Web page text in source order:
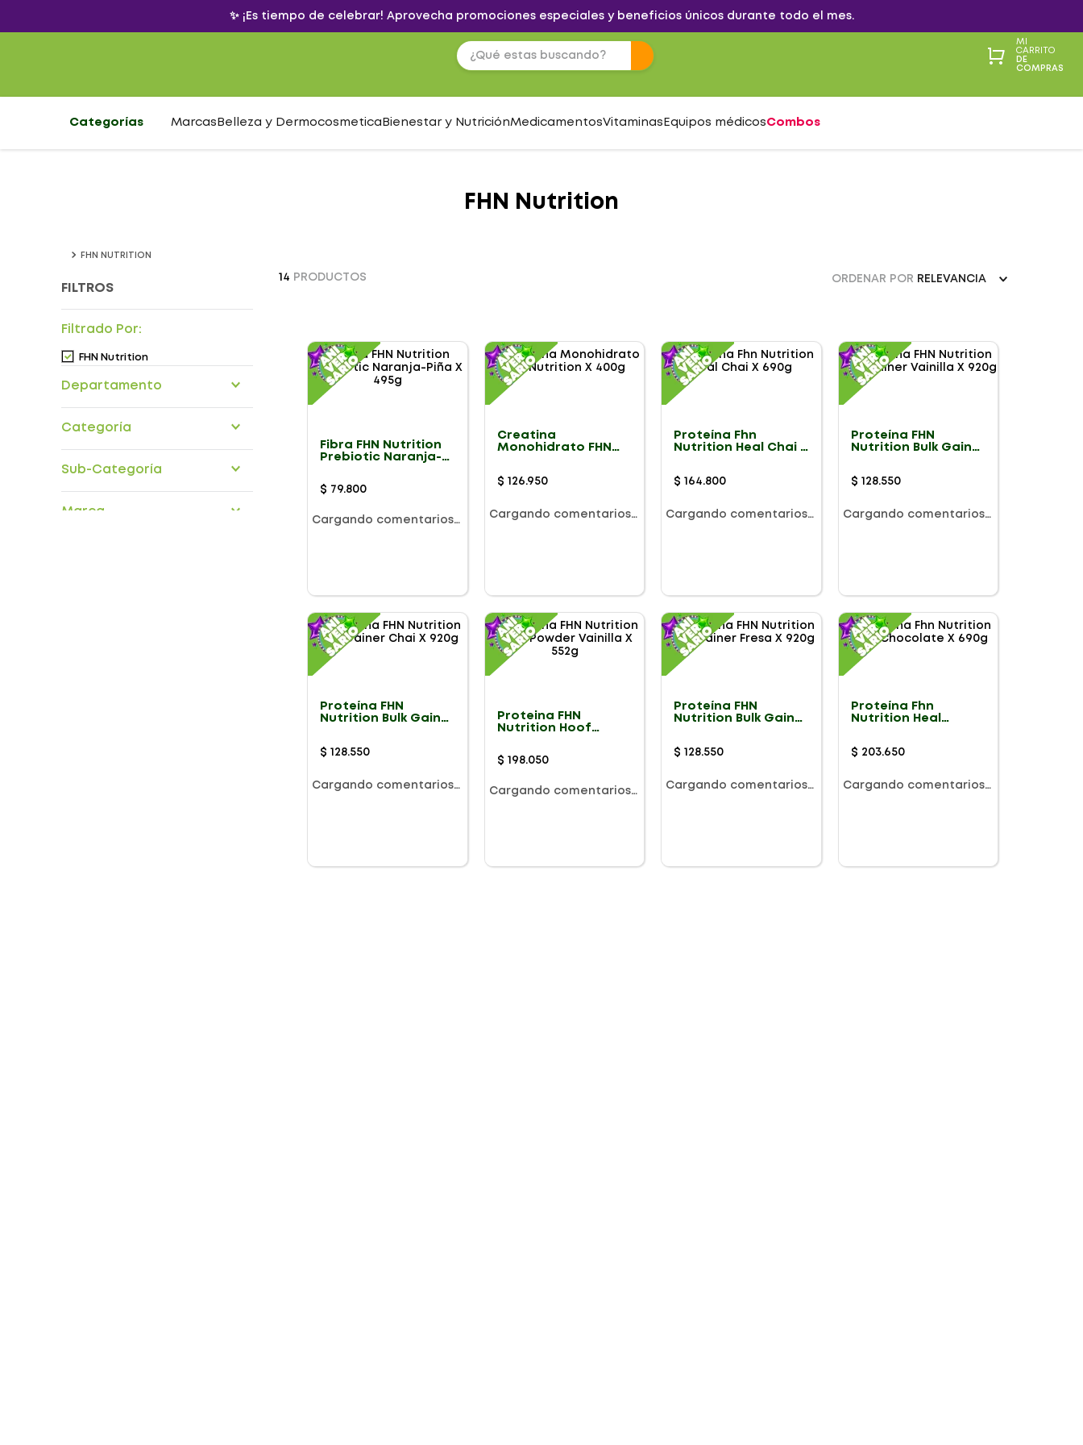
✨ ¡Es tiempo de celebrar! Aprovecha promociones especiales y beneficios únicos durante todo el mes.
MI
CARRITO
DE
COMPRAS
Categorías Marcas Belleza y Dermocosmetica Bienestar y NutriciónMedicamentosVitaminas Equipos médicosCombos
FHN Nutrition
FHN NUTRITION
FILTROS
Filtrado Por:
FHN Nutrition
Departamento
Drogueria
Categoría
suplementos
Sub-Categoría
Marca
14 PRODUCTOS ORDENAR POR RELEVANCIA
Fibra FHN Nutrition
Prebiotic Naranja-
$ 79.800
Cargando comentarios…
Creatina
Monohidrato FHN
$ 126.950
Cargando comentarios…
Proteína Fhn
Nutrition Heal Chai X
$ 164.800
Cargando comentarios…
Proteína FHN
Nutrition Bulk Gainer
$ 128.550
Cargando comentarios…
Proteína FHN
Nutrition Bulk Gainer
$ 128.550
Cargando comentarios…
Proteina FHN
Nutrition Hoof
552g
$ 198.050
Cargando comentarios…
Proteína FHN
Nutrition Bulk Gainer
$ 128.550
Cargando comentarios…
Proteína Fhn
Nutrition Heal
$ 203.650
Cargando comentarios…